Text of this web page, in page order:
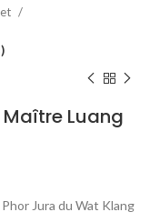
Luang
Jura du Wat Klang